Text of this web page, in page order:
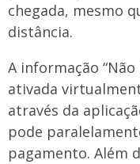
chegada, mesmo
distância.
A informação
ativada
através da
pode
pagamento. Além